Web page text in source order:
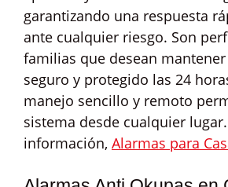
garantizando una respuesta
ante cualquier riesgo. Son
familias que desean
seguro y protegido las 24
manejo sencillo y remoto
sistema desde cualquier
información, Alarmas para